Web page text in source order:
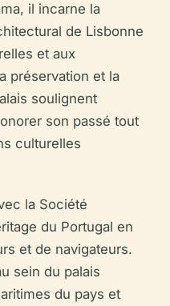
il incarne la
de Lisbonne
et aux
préservation et la
soulignent
son passé tout
culturelles
la Société
du Portugal en
et de navigateurs.
sein du palais
du pays et